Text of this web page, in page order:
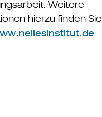
Weitere
hierzu finden Sie
.